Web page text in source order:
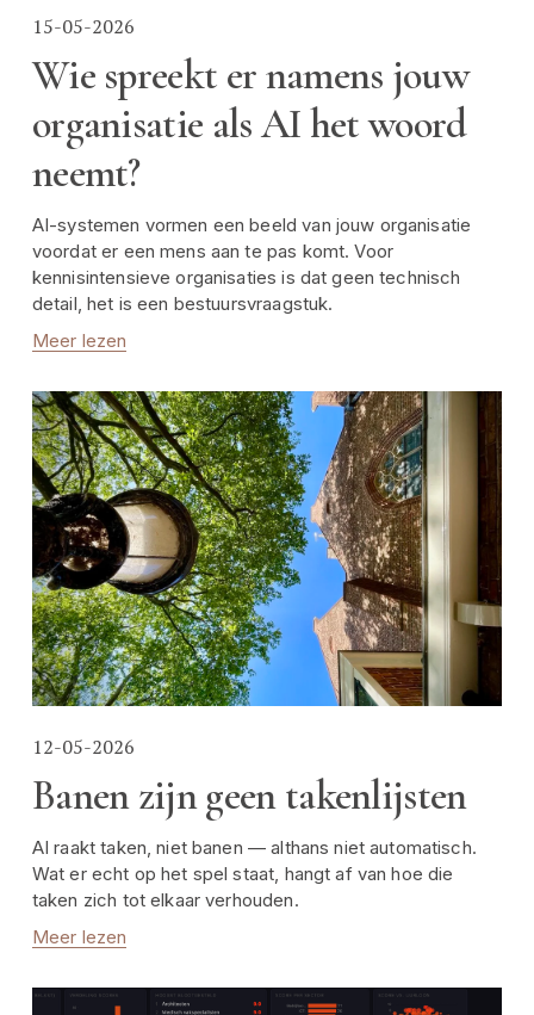
15-05-2026
Wie spreekt er namens jouw
organisatie als AI het woord
neemt?
AI-systemen vormen een beeld van jouw organisatie
voordat er een mens aan te pas komt. Voor
kennisintensieve organisaties is dat geen technisch
detail, het is een bestuursvraagstuk.
Meer lezen
12-05-2026
Banen zijn geen takenlijsten
AI raakt taken, niet banen — althans niet automatisch.
Wat er echt op het spel staat, hangt af van hoe die
taken zich tot elkaar verhouden.
Meer lezen